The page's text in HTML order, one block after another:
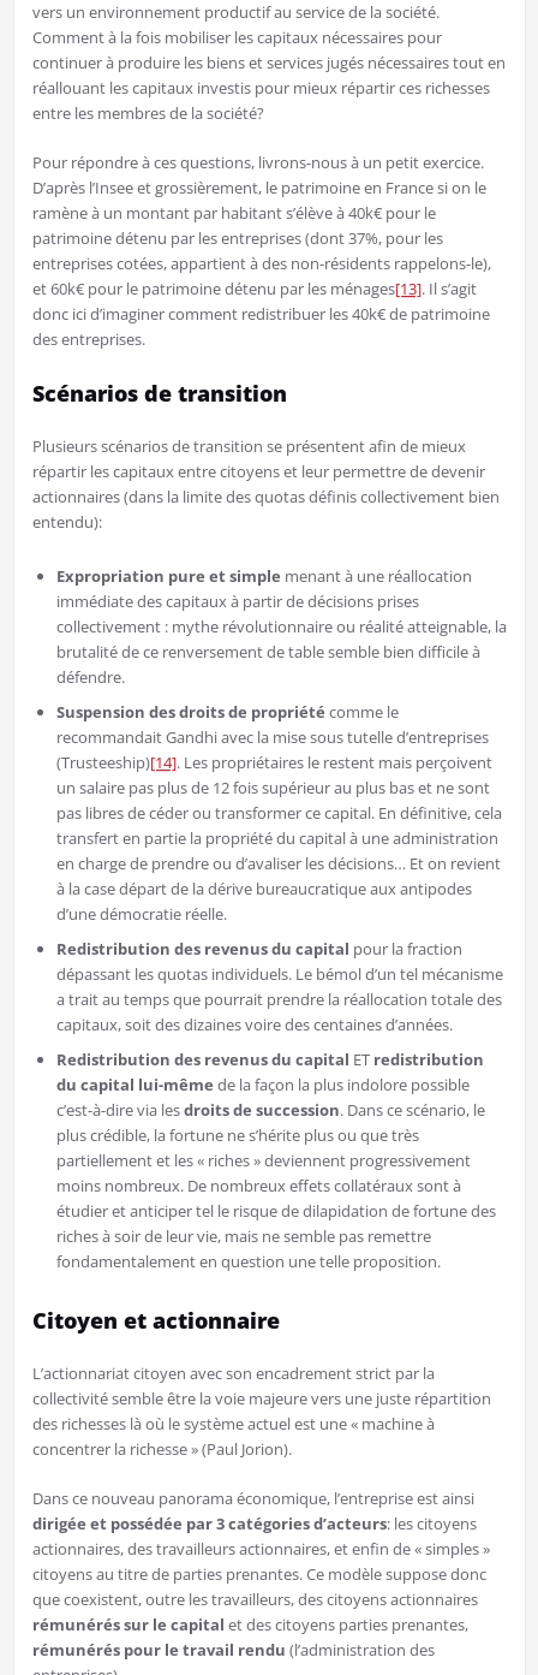
vers un environnement productif au service de la société.
Comment à la fois mobiliser les capitaux nécessaires pour
continuer à produire les biens et services jugés nécessaires tout en
réallouant les capitaux investis pour mieux répartir ces richesses
entre les membres de la société?
Pour répondre à ces questions, livrons-nous à un petit exercice.
D’après l’Insee et grossièrement, le patrimoine en France si on le
ramène à un montant par habitant s’élève à 40k€ pour le
patrimoine détenu par les entreprises (dont 37%, pour les
entreprises cotées, appartient à des non-résidents rappelons-le),
et 60k€ pour le patrimoine détenu par les ménages[13]. Il s’agit
donc ici d’imaginer comment redistribuer les 40k€ de patrimoine
des entreprises.
Scénarios de transition
Plusieurs scénarios de transition se présentent afin de mieux
répartir les capitaux entre citoyens et leur permettre de devenir
actionnaires (dans la limite des quotas définis collectivement bien
entendu):
Expropriation pure et simple menant à une réallocation
immédiate des capitaux à partir de décisions prises
collectivement : mythe révolutionnaire ou réalité atteignable, la
brutalité de ce renversement de table semble bien difficile à
défendre.
Suspension des droits de propriété comme le
recommandait Gandhi avec la mise sous tutelle d’entreprises
(Trusteeship)[14]. Les propriétaires le restent mais perçoivent
un salaire pas plus de 12 fois supérieur au plus bas et ne sont
pas libres de céder ou transformer ce capital. En définitive, cela
transfert en partie la propriété du capital à une administration
en charge de prendre ou d’avaliser les décisions… Et on revient
à la case départ de la dérive bureaucratique aux antipodes
d’une démocratie réelle.
Redistribution des revenus du capital pour la fraction
dépassant les quotas individuels. Le bémol d’un tel mécanisme
a trait au temps que pourrait prendre la réallocation totale des
capitaux, soit des dizaines voire des centaines d’années.
Redistribution des revenus du capital ET redistribution
du capital lui-même de la façon la plus indolore possible
c’est-à-dire via lesdroits de succession. Dans ce scénario, le
plus crédible, la fortune ne s’hérite plus ou que très
partiellement et les « riches » deviennent progressivement
moins nombreux. De nombreux effets collatéraux sont à
étudier et anticiper tel le risque de dilapidation de fortune des
riches à soir de leur vie, mais ne semble pas remettre
fondamentalement en question une telle proposition.
Citoyen et actionnaire
L’actionnariat citoyen avec son encadrement strict par la
collectivité semble être la voie majeure vers une juste répartition
des richesses là où le système actuel est une « machine à
concentrer la richesse » (Paul Jorion).
Dans ce nouveau panorama économique, l’entreprise est ainsi
dirigée et possédée par 3 catégories d’acteurs: les citoyens
actionnaires, des travailleurs actionnaires, et enfin de « simples »
citoyens au titre de parties prenantes. Ce modèle suppose donc
que coexistent, outre les travailleurs, des citoyens actionnaires
rémunérés sur le capital et des citoyens parties prenantes,
rémunérés pour le travail rendu (l’administration des